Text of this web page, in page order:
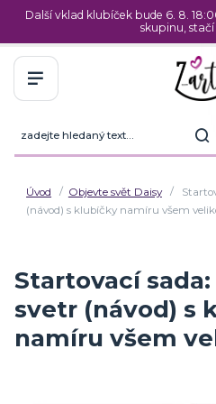
Další vklad klubíček bude 6. 8.
skupinu,
Úvod Objevte svět Daisy
(návod) s klubíčky namíru všem
Startovací
svetr (návod) s
namíru všem